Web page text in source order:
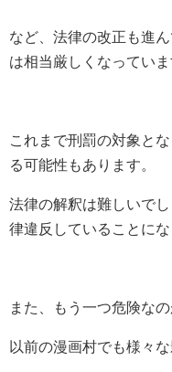
など、法律の改正も進
は相当厳しくなっていま
これまで刑罰の対象と
る可能性もあります。
法律の解釈は難しいで
律違反していることにな
また、もう一つ危険な
以前の漫画村でも様々